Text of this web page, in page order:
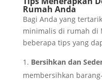
Rumah Anda
Bagi Anda yang
minimalis di rumah di
beberapa tips yang
Bersihkan dan
membersihkan